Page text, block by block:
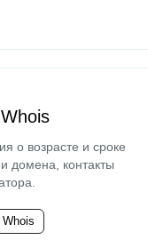
о возрасте и сроке
домена, контакты
Whois